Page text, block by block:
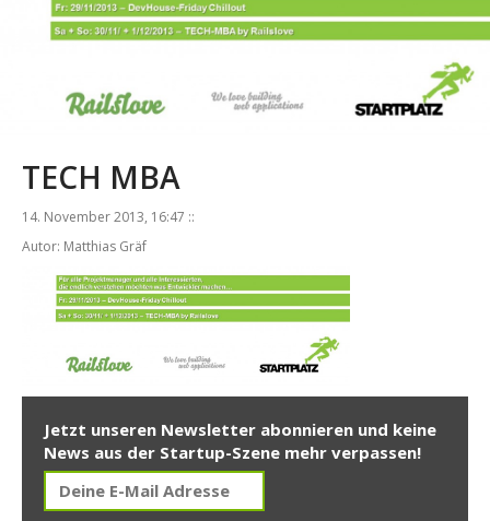
TECH MBA
14. November 2013, 16:47 ::
Autor: Matthias Gräf
Jetzt unseren Newsletter abonnieren und keine
News aus der Startup-Szene mehr verpassen!